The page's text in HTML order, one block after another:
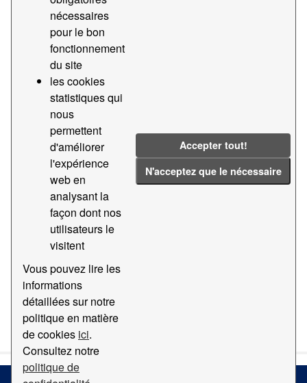
nécessaires
pour le bon
fonctionnement
du site
les cookies
statistiques qui
nous
permettent
d'améliorer
l'expérience
web en
analysant la
façon dont nos
utilisateurs le
visitent
Vous pouvez lire les
informations
détaillées sur notre
politique en matière
de cookies ici.
Consultez notre
politique de
Accepter tout!
N'acceptez que le nécessaire
Base de données avec la classification des navires du
Puertos del Estado
Fichiers Maîtres - Bateaux
Base de données indiquant le code, le nom et d'autres
informations spécifiques de tous les navires qui ont
accosté au Port de Barcelona.
CSV
Fichiers Maîtres - Type de bateaux selon
edifact
Tableau avec la classification des navires utilisés dans
l'Edifact
Docs).